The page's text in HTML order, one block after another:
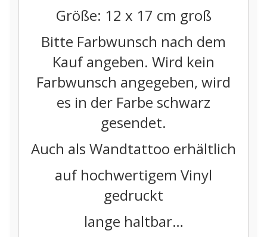
Größe: 12 x 17 cm groß
Bitte Farbwunsch nach dem
Kauf angeben. Wird kein
Farbwunsch angegeben, wird
es in der Farbe schwarz
gesendet.
Auch als Wandtattoo erhältlich
auf hochwertigem Vinyl
gedruckt
lange haltbar…